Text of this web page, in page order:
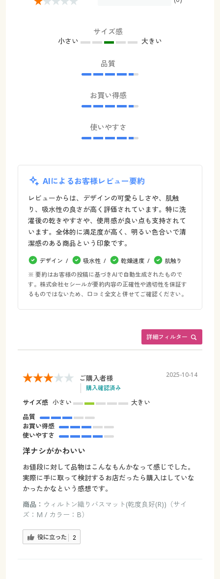
サイズ感
小さい 大きい
品質
お買い得感
使いやすさ
AIによるお客様レビュー要約
レビューからは、デザインの可愛らしさや、肌触
り、吸水性の良さが高く評価されています。特に洗
濯後の乾きやすさや、使用感が良い点も支持されて
います。全体的に満足度が高く、明るい色合いで清
潔感のある商品という印象です。
デザイン 吸水性 乾燥速度
肌触り
※ 要約はお客様の投稿に基づきAIで自動生成されたもので
す。株式会社セシールが要約内容の正確性や適切性を保証す
るものではないため、口コミ全文と併せてご確認ください。
詳細フィルター
ご購入者様
購入確認済み
2025-10-14
サイズ感 小さい
大きい
品質
お買い得感
使いやすさ
洋ナシがかわいい
お値段に対して品物はこんなもんかなって感じでした。
実際に手に取って検討するお店だったら購入はしていな
かったかなという感想です。
商品： ウィルトン織りバスマット(乾度良好(R))（サイ
ズ：M / カラー：B）
役に立った 2